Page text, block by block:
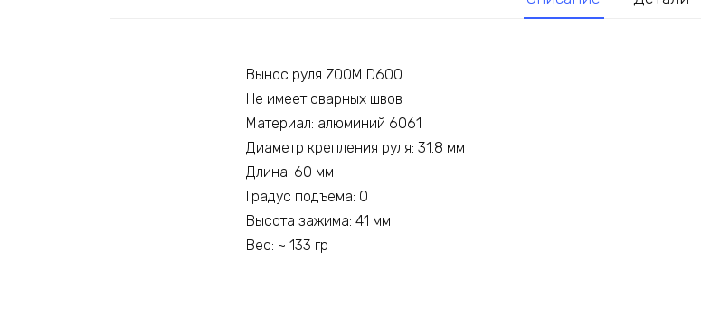
Вынос руля ZOOM D600
Не имеет сварных швов
Материал: алюминий 6061
Диаметр крепления руля: 31.8 мм
Длина: 60 мм
Градус подъема: 0
Высота зажима: 41 мм
Вес: ~ 133 гр